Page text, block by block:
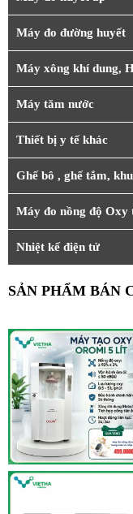
Máy đo đường huyết
Máy xông khí dung,
Máy tăm nước
Thiết bị y tế khác
Ghế bô , ghế tắm,
Máy đo nồng độ Oxy
Nhiệt kế điện tử
SẢN PHẨM BÁN